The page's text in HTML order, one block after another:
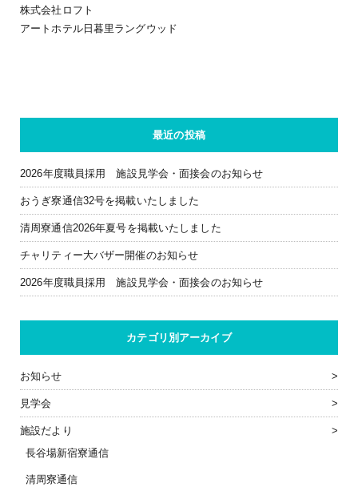
株式会社ロフト
アートホテル日暮里ラングウッド
最近の投稿
2026年度職員採用 施設見学会・面接会のお知らせ
おうぎ寮通信32号を掲載いたしました
清周寮通信2026年夏号を掲載いたしました
チャリティー大バザー開催のお知らせ
2026年度職員採用 施設見学会・面接会のお知らせ
カテゴリ別アーカイブ
お知らせ
見学会
施設だより
長谷場新宿寮通信
清周寮通信